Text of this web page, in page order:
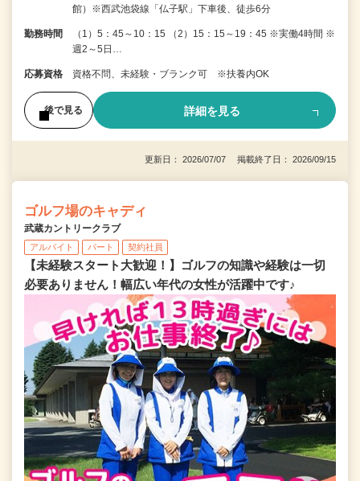
館）※西武池袋線「仏子駅」下車後、徒歩6分
勤務時間
（1）5：45～10：15 （2）15：15～19：45 ※実働4時間 ※
週2～5日…
応募資格 資格不問、未経験・ブランク可 ※扶養内OK
後で見る 詳細を見る
更新日： 2026/07/07 掲載終了日： 2026/09/15
ゴルフ場のキャディ
武蔵カントリークラブ
アルバイト パート 契約社員
【未経験スタート大歓迎！】ゴルフの知識や経験は一切
必要ありません！幅広い年代の女性が活躍中です♪